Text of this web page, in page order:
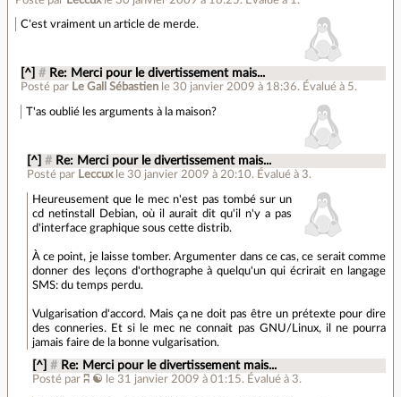
C'est vraiment un article de merde.
[^] # Re: Merci pour le divertissement mais...
Posté par Le Gall Sébastien le 30 janvier 2009 à 18:36. Évalué à 5.
T'as oublié les arguments à la maison?
[^] # Re: Merci pour le divertissement mais...
Posté par Leccux le 30 janvier 2009 à 20:10. Évalué à 3.
Heureusement que le mec n'est pas tombé sur un
cd netinstall Debian, où il aurait dit qu'il n'y a pas
d'interface graphique sous cette distrib.
À ce point, je laisse tomber. Argumenter dans ce cas, ce serait comme
donner des leçons d'orthographe à quelqu'un qui écrirait en langage
SMS: du temps perdu.
Vulgarisation d'accord. Mais ça ne doit pas être un prétexte pour dire
des conneries. Et si le mec ne connait pas GNU/Linux, il ne pourra
jamais faire de la bonne vulgarisation.
[^] # Re: Merci pour le divertissement mais...
Posté parʭ ☯ le 31 janvier 2009 à 01:15. Évalué à 3.